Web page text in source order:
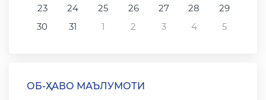
23
24 25 26 27 28
29
30
31 1 2 3 4 5
ОБ-ҲАВО МАЪЛУМОТИ